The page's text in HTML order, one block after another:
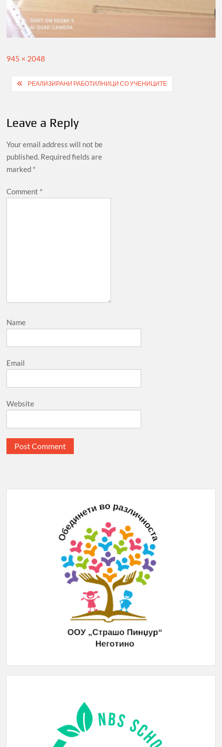
Full
945 × 2048
PostРЕАЛИЗИРАНИ РАБОТИЛНИЦИ СО УЧЕНИЦИТЕ
Leave a Reply
Your email address will not be
published. Required fields are
marked *
Comment *
Name
Email
Website